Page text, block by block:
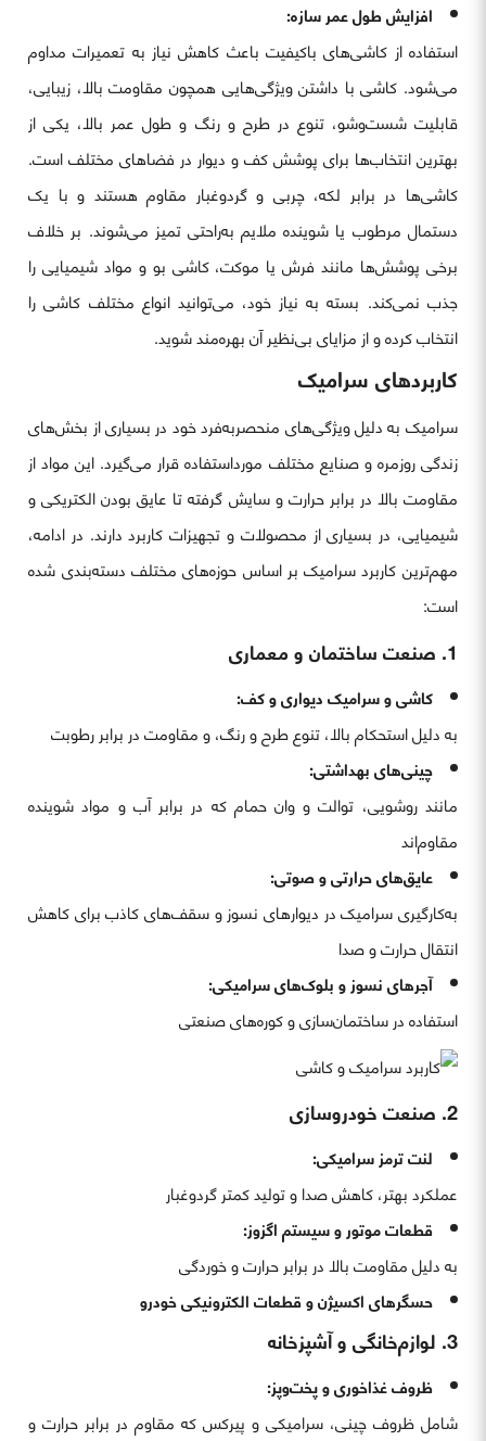
افزایش طول عمر سازه:
استفاده از کاشی‌های باکیفیت باعث کاهش نیاز به تعمیرات مداوم
می‌شود. کاشی با داشتن ویژگی‌هایی همچون مقاومت بالا، زیبایی،
قابلیت شست‌وشو، تنوع در طرح و رنگ و طول عمر بالا، یکی از
بهترین انتخاب‌ها برای پوشش کف و دیوار در فضاهای مختلف است.
کاشی‌ها در برابر لکه، چربی و گردوغبار مقاوم هستند و با یک
دستمال مرطوب یا شوینده ملایم به‌راحتی تمیز می‌شوند. بر خلاف
برخی پوشش‌ها مانند فرش یا موکت، کاشی بو و مواد شیمیایی را
جذب نمی‌کند. بسته به نیاز خود، می‌توانید انواع مختلف کاشی را
انتخاب کرده و از مزایای بی‌نظیر آن بهره‌مند شوید.
کاربردهای سرامیک
سرامیک به دلیل ویژگی‌های منحصربه‌فرد خود در بسیاری از بخش‌های
زندگی روزمره و صنایع مختلف مورداستفاده قرار می‌گیرد. این مواد از
مقاومت بالا در برابر حرارت و سایش گرفته تا عایق بودن الکتریکی و
شیمیایی، در بسیاری از محصولات و تجهیزات کاربرد دارند. در ادامه،
مهم‌ترین کاربرد سرامیک بر اساس حوزه‌های مختلف دسته‌بندی شده
است:
1. صنعت ساختمان و معماری
کاشی و سرامیک دیواری و کف:
به دلیل استحکام بالا، تنوع طرح و رنگ، و مقاومت در برابر رطوبت
چینی‌های بهداشتی:
مانند روشویی، توالت و وان حمام که در برابر آب و مواد شوینده
مقاوم‌اند
عایق‌های حرارتی و صوتی:
به‌کارگیری سرامیک در دیوارهای نسوز و سقف‌های کاذب برای کاهش
انتقال حرارت و صدا
آجرهای نسوز و بلوک‌های سرامیکی:
استفاده در ساختمان‌سازی و کوره‌های صنعتی
2. صنعت خودروسازی
لنت ترمز سرامیکی:
عملکرد بهتر، کاهش صدا و تولید کمتر گردوغبار
قطعات موتور و سیستم اگزوز:
به دلیل مقاومت بالا در برابر حرارت و خوردگی
حسگرهای اکسیژن و قطعات الکترونیکی خودرو
3. لوازم‌خانگی و آشپزخانه
ظروف غذاخوری و پخت‌وپز:
شامل ظروف چینی، سرامیکی و پیرکس که مقاوم در برابر حرارت و